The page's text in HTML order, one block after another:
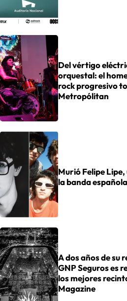
Del vértigo
orquestal: el
rock progresivo
Metropólitan
Murió Felipe
la banda
A dos años de su
GNP Seguros es
los mejores
Magazine